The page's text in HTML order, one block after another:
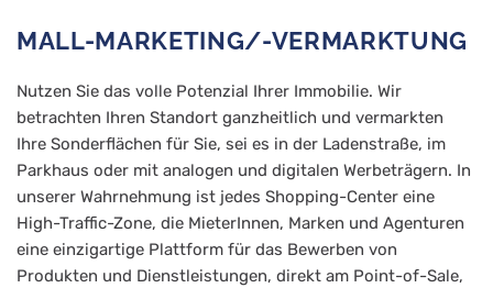
MALL-MARKETING/-VERMARKTUNG
Nutzen Sie das volle Potenzial Ihrer Immobilie. Wir
betrachten Ihren Standort ganzheitlich und vermarkten
Ihre Sonderflächen für Sie, sei es in der Ladenstraße, im
Parkhaus oder mit analogen und digitalen Werbeträgern. In
unserer Wahrnehmung ist jedes Shopping-Center eine
High-Traffic-Zone, die MieterInnen, Marken und Agenturen
eine einzigartige Plattform für das Bewerben von
Produkten und Dienstleistungen, direkt am Point-of-Sale,